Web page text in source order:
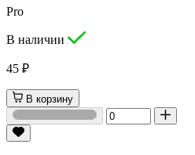
Pro
В наличии
45 ₽
В корзину